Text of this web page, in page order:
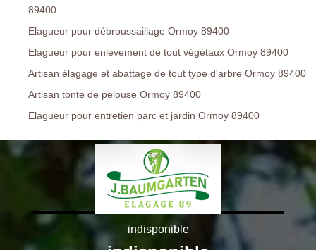
89400
Elagueur pour débroussaillage Ormoy 89400
Elagueur pour enlèvement de tout végétaux Ormoy 89400
Artisan élagage et abattage de tout type d'arbre Ormoy 89400
Artisan tonte de pelouse Ormoy 89400
Elagueur pour entretien parc et jardin Ormoy 89400
indisponible